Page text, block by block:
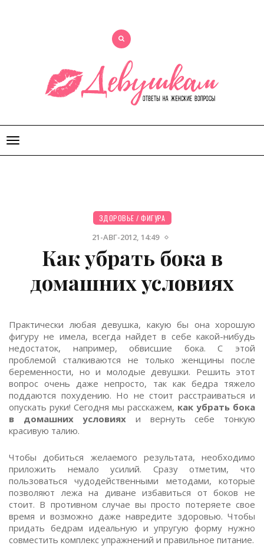
Открыть
меню
ЗДОРОВЬЕ /ФИГУРА
21-АВГ-2012, 14:49
Как убрать бока в
домашних условиях
Практически любая девушка, какую бы она хорошую
фигуру не имела, всегда найдет в себе какой-нибудь
недостаток, например, обвисшие бока. С этой
проблемой сталкиваются не только женщины после
беременности, но и молодые девушки. Решить этот
вопрос очень даже непросто, так как бедра тяжело
поддаются похудению. Но не стоит расстраиваться и
опускать руки! Сегодня мы расскажем, как убрать бока
в домашних условиях и вернуть себе тонкую
красивую талию.
Чтобы добиться желаемого результата, необходимо
приложить немало усилий. Сразу отметим, что
пользоваться чудодейственными методами, которые
позволяют лежа на диване избавиться от боков не
стоит. В противном случае вы просто потеряете свое
время и возможно даже навредите здоровью. Чтобы
придать бедрам идеальную и упругую форму нужно
совместить комплекс упражнений и правильное питание.